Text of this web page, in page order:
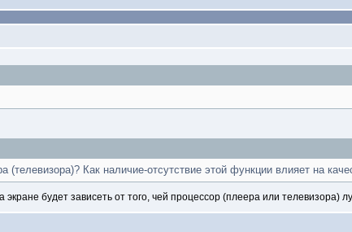
Как наличие-отсутствие этой функции влияет на
будет зависеть от того, чей процессор (плеера или телевизора)